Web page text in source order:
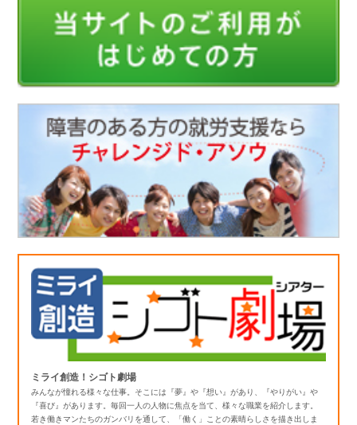
ミライ創造！シゴト劇場
みんなが憧れる様々な仕事。そこには『夢』や『想い』があり、『やりがい』や
『喜び』があります。毎回一人の人物に焦点を当て、様々な職業を紹介します。
若き働きマンたちのガンバリを通して、「働く」ことの素晴らしさを描き出しま